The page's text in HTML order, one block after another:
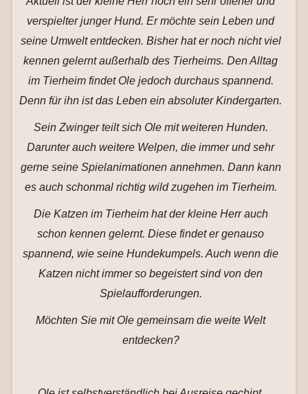
verspielter junger Hund. Er möchte sein Leben und
seine Umwelt entdecken. Bisher hat er noch nicht viel
kennen gelernt außerhalb des Tierheims. Den Alltag
im Tierheim findet Ole jedoch durchaus spannend.
Denn für ihn ist das Leben ein absoluter Kindergarten.
Sein Zwinger teilt sich Ole mit weiteren Hunden.
Darunter auch weitere Welpen, die immer und sehr
gerne seine Spielanimationen annehmen. Dann kann
es auch schonmal richtig wild zugehen im Tierheim.
Die Katzen im Tierheim hat der kleine Herr auch
schon kennen gelernt. Diese findet er genauso
spannend, wie seine Hundekumpels. Auch wenn die
Katzen nicht immer so begeistert sind von den
Spielaufforderungen.
Möchten Sie mit Ole gemeinsam die weite Welt
entdecken?